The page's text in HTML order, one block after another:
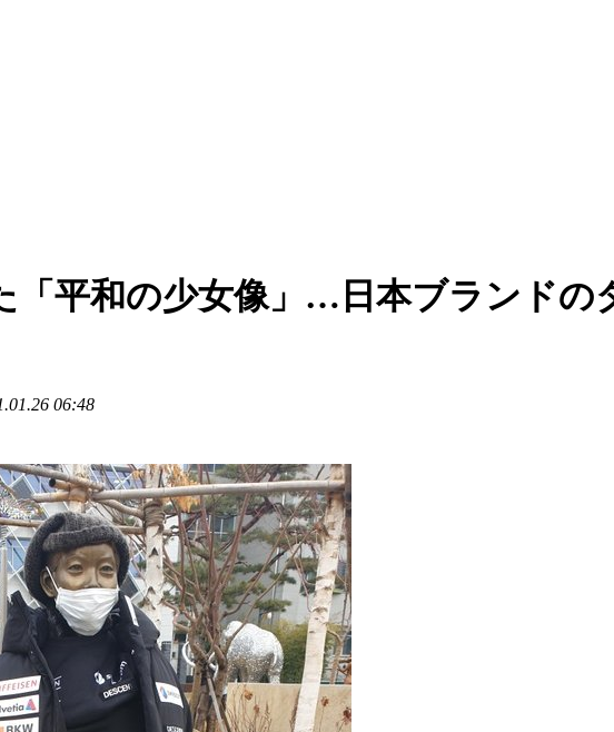
「平和の少女像」…日本ブランド
06:48